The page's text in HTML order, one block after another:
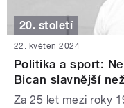
20. století
22. květen 2024
Politika a sport:
Bican slavnější
Za 25 let mezi roky